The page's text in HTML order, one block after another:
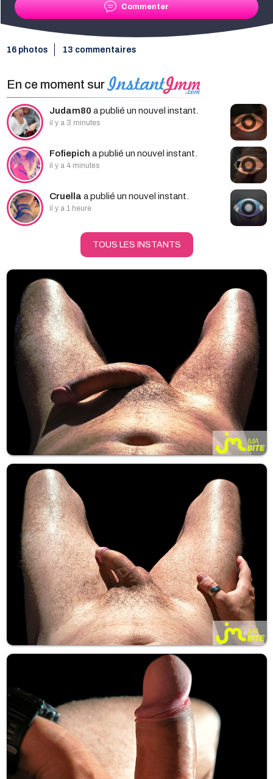
Commenter
16 photos 13 commentaires
En ce moment sur
Judam80 a publié un nouvel instant.
il y a 3 minutes
Fofiepich a publié un nouvel instant.
il y a 4 minutes
Cruella a publié un nouvel instant.
il y a 1 heure
TOUS LES INSTANTS